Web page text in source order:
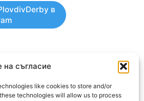
на съгласие
like cookies to store and/or
technologies will allow us to process
в